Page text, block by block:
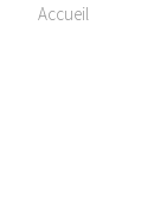
Accueil